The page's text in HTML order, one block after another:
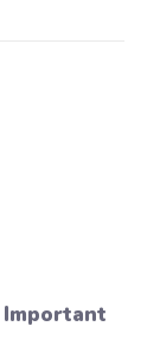
Important